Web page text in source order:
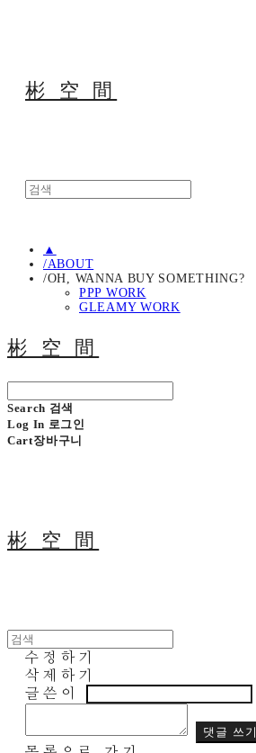
彬 空 間
▲
/ABOUT
/OH, WANNA BUY SOMETHING?
PPP WORK
GLEAMY WORK
彬 空 間
Search 검색
Log In 로그인
Cart장바구니
彬 空 間
수정하기
삭제하기
글쓴이
댓글 쓰기